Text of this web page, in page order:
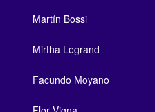
Martín Bossi
Mirtha Legrand
Facundo Moyano